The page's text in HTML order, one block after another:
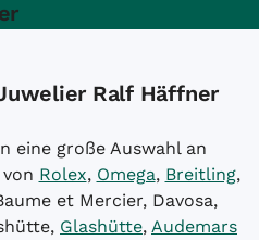
Ralf Häffner
eine große Auswahl an
Rolex, Omega, Breitling,
et Mercier, Davosa,
Glashütte, Audemars